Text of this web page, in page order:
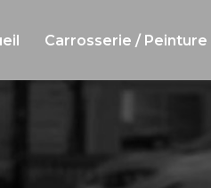
Carrosserie / Peinture